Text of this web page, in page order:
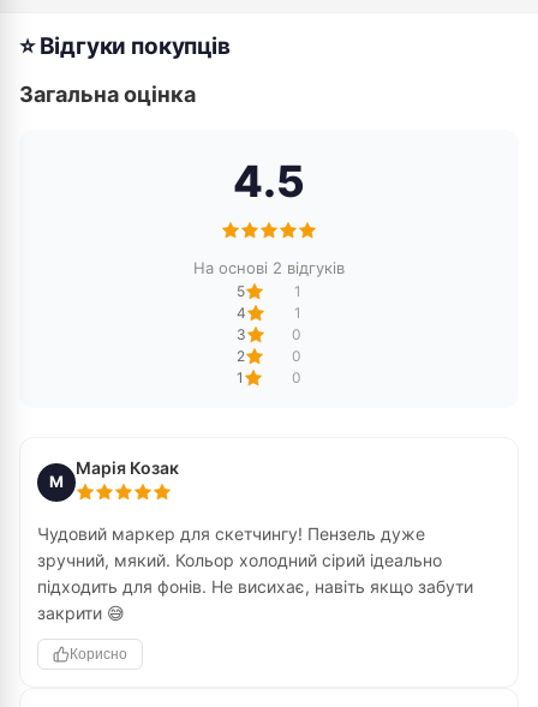
⭐ Відгуки покупців
Загальна оцінка
4.5
На основі 2 відгуків
5
1
4
1
3
0
2
0
1
0
М
Марія Козак
Чудовий маркер для скетчингу! Пензель дуже
зручний, мякий. Кольор холодний сірий ідеально
підходить для фонів. Не висихає, навіть якщо забути
закрити 😅
Корисно